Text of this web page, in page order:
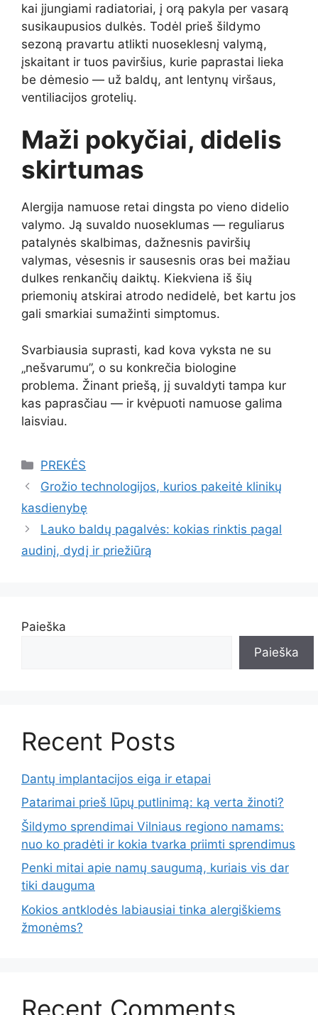
kai įjungiami radiatoriai, į orą pakyla per vasarą
susikaupusios dulkės. Todėl prieš šildymo
sezoną pravartu atlikti nuoseklesnį valymą,
įskaitant ir tuos paviršius, kurie paprastai lieka
be dėmesio — už baldų, ant lentynų viršaus,
ventiliacijos grotelių.
Maži pokyčiai, didelis
skirtumas
Alergija namuose retai dingsta po vieno didelio
valymo. Ją suvaldo nuoseklumas — reguliarus
patalynės skalbimas, dažnesnis paviršių
valymas, vėsesnis ir sausesnis oras bei mažiau
dulkes renkančių daiktų. Kiekviena iš šių
priemonių atskirai atrodo nedidelė, bet kartu jos
gali smarkiai sumažinti simptomus.
Svarbiausia suprasti, kad kova vyksta ne su
„nešvarumu”, o su konkrečia biologine
problema. Žinant priešą, jį suvaldyti tampa kur
kas paprasčiau — ir kvėpuoti namuose galima
laisviau.
Kategorijos
PREKĖS
Grožio technologijos, kurios pakeitė klinikų
kasdienybę
Lauko baldų pagalvės: kokias rinktis pagal
audinį, dydį ir priežiūrą
Paieška
Paieška
Recent Posts
Dantų implantacijos eiga ir etapai
Patarimai prieš lūpų putlinimą: ką verta žinoti?
Šildymo sprendimai Vilniaus regiono namams:
nuo ko pradėti ir kokia tvarka priimti sprendimus
Penki mitai apie namų saugumą, kuriais vis dar
tiki dauguma
Kokios antklodės labiausiai tinka alergiškiems
žmonėms?
Recent Comments